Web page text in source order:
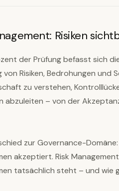
Risiken
der Prüfung befasst sich
von Risiken, Bedrohungen und
zu verstehen,
abzuleiten – von der
zur Governance-
akzeptiert. Risk
tatsächlich steht – und wie